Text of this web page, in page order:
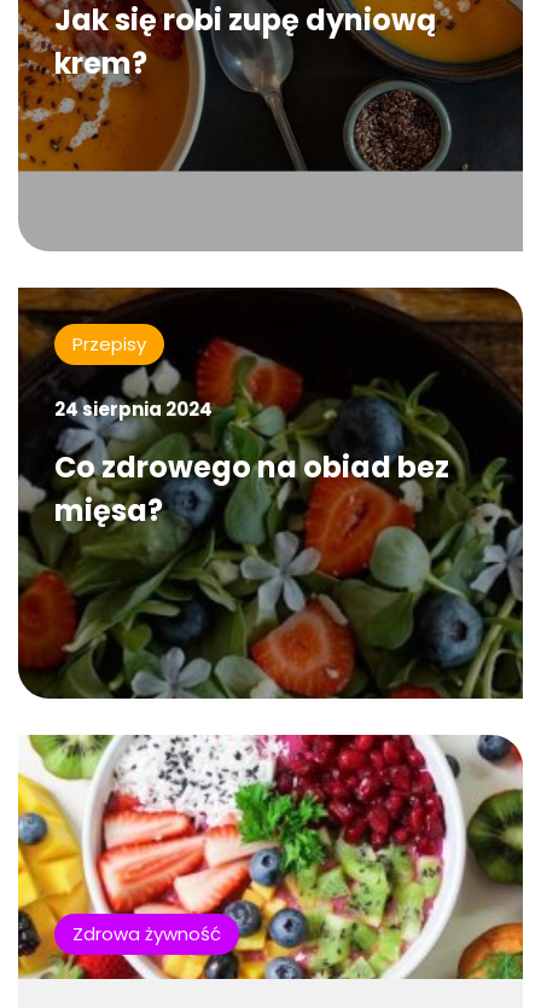
Jak się robi zupę dyniową
krem?
Przepisy
24 sierpnia 2024
Co zdrowego na obiad bez
mięsa?
Zdrowa żywność